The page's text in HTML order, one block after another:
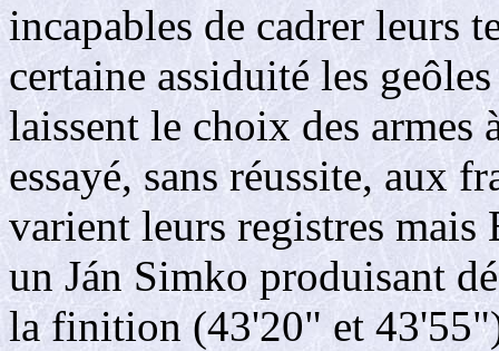
incapables de cadrer leurs
certaine assiduité les
laissent le choix des armes
essayé, sans réussite, aux
varient leurs registres
un Ján Simko produisant
la finition (43'20" et